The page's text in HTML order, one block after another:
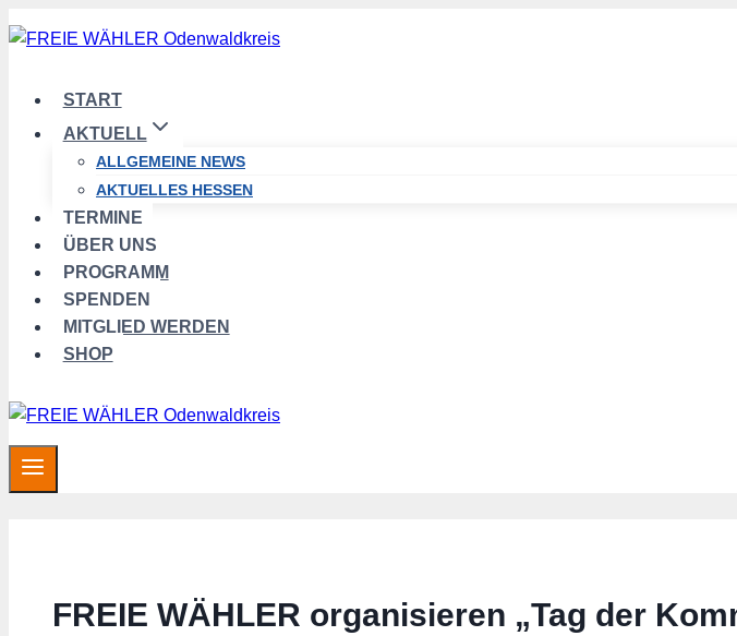
Zum
Inhalt
START
AKTUELL
ALLGEMEINE NEWS
AKTUELLES HESSEN
TERMINE
ÜBER UNS
PROGRAMM
SPENDEN
MITGLIED WERDEN
SHOP
FREIE WÄHLER organisieren „Tag der